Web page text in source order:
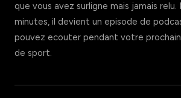
que vous avez surligne mais jamais relu.
minutes, il devient un episode de
pouvez ecouter pendant votre
de sport.